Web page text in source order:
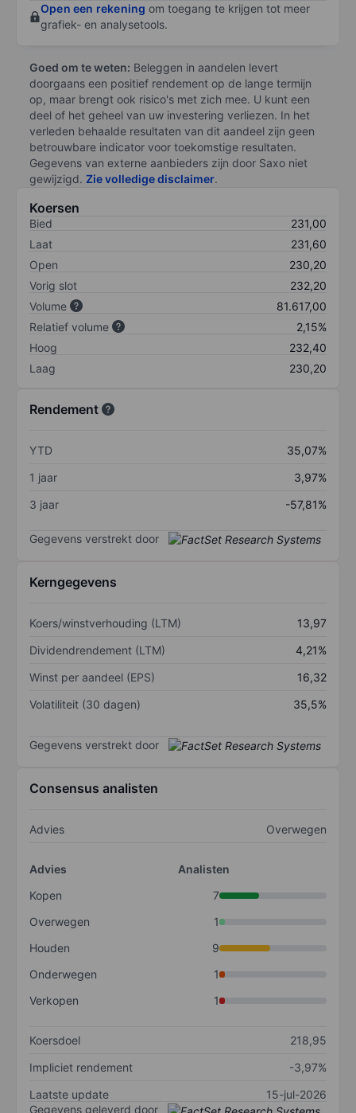
Open een rekening om toegang te krijgen tot meer
grafiek- en analysetools.
Goed om te weten: Beleggen in aandelen levert
doorgaans een positief rendement op de lange termijn
op, maar brengt ook risico's met zich mee. U kunt een
deel of het geheel van uw investering verliezen. In het
verleden behaalde resultaten van dit aandeel zijn geen
betrouwbare indicator voor toekomstige resultaten.
Gegevens van externe aanbieders zijn door Saxo niet
gewijzigd. Zie volledige disclaimer.
Koersen
Bied
231,00
Laat
231,60
Open
230,20
Vorig slot
232,20
Volume
81.617,00
Relatief volume
2,15%
Hoog
232,40
Laag
230,20
Rendement
YTD
35,07%
1 jaar
3,97%
3 jaar
-57,81%
Gegevens verstrekt door
Kerngegevens
Koers/winstverhouding (LTM)
13,97
Dividendrendement (LTM)
4,21%
Winst per aandeel (EPS)
16,32
Volatiliteit (30 dagen)
35,5%
Gegevens verstrekt door
Consensus analisten
Advies Overwegen
Advies
Analisten
Kopen
7
Overwegen
1
Houden
9
Onderwegen
1
Verkopen
1
Koersdoel
218,95
Impliciet rendement
-3,97%
Laatste update
15-jul-2026
Gegevens geleverd door